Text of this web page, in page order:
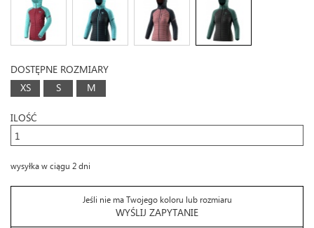
DOSTĘPNE ROZMIARY
XS
S M
ILOŚĆ
wysyłka w ciągu 2 dni
Jeśli nie ma Twojego koloru lub rozmiaru
WYŚLIJ ZAPYTANIE